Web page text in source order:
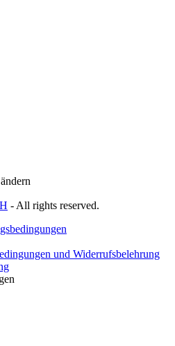
- All rights reserved.
und Widerrufsbelehrung